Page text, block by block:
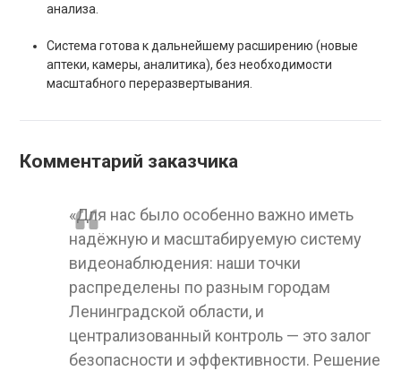
анализа.
Система готова к дальнейшему расширению (новые
аптеки, камеры, аналитика), без необходимости
масштабного переразвертывания.
Комментарий заказчика
«Для нас было особенно важно иметь
надёжную и масштабируемую систему
видеонаблюдения: наши точки
распределены по разным городам
Ленинградской области, и
централизованный контроль — это залог
безопасности и эффективности. Решение